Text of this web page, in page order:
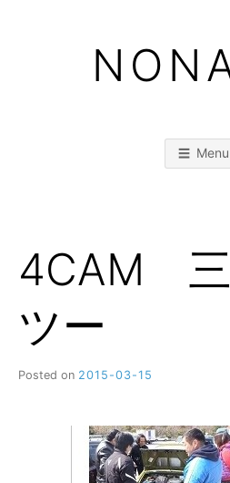
Menu
4CAM 三
ツー
Posted on 2015-03-15
M